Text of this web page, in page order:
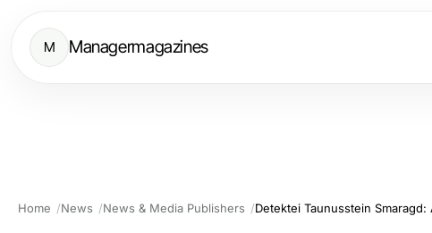
M Managermagazines
Home News News & Media Publishers